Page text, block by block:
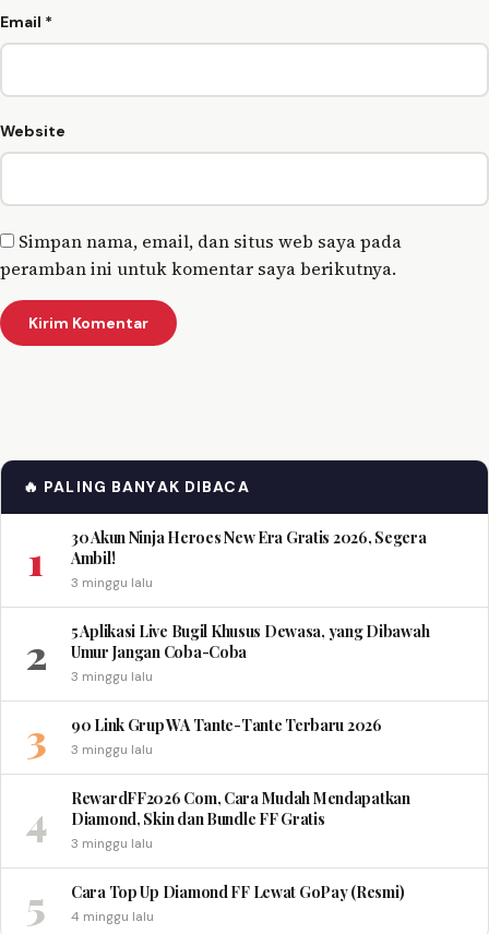
Email *
Website
Simpan nama, email, dan situs web saya pada
peramban ini untuk komentar saya berikutnya.
🔥 PALING BANYAK DIBACA
1
30 Akun Ninja Heroes New Era Gratis 2026, Segera
Ambil!
3 minggu lalu
2
5 Aplikasi Live Bugil Khusus Dewasa, yang Dibawah
Umur Jangan Coba-Coba
3 minggu lalu
3 90 Link Grup WA Tante-Tante Terbaru 2026
3 minggu lalu
4
RewardFF2026 Com, Cara Mudah Mendapatkan
Diamond, Skin dan Bundle FF Gratis
3 minggu lalu
5 Cara Top Up Diamond FF Lewat GoPay (Resmi)
4 minggu lalu